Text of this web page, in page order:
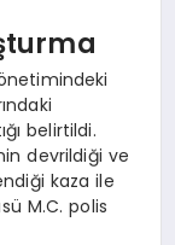
belirtildi.
devrildiği ve
kaza ile
M.C. polis